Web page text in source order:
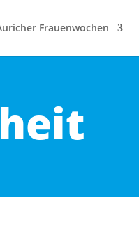
Frauenwochen